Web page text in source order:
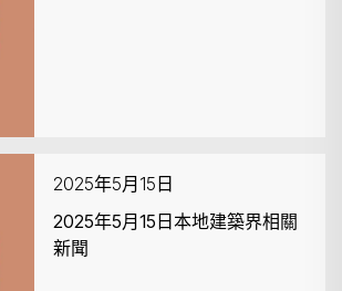
2025年5月15日
2025年5月15日本地建築界相關
新聞